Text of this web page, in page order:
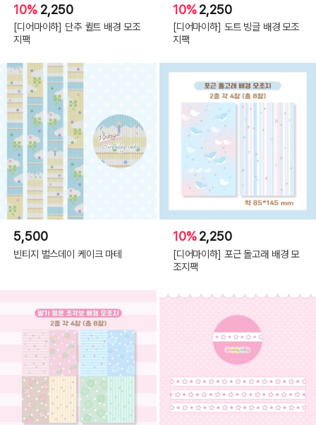
10% 2,250
[디어마이하] 단추 퀼트 배경 모조
지팩
10%2,250
[디어마이하] 도트 빙글 배경 모조
지팩
5,500
빈티지 벌스데이 케이크 마테
10%2,250
[디어마이하] 포근 돌고래 배경 모
조지팩